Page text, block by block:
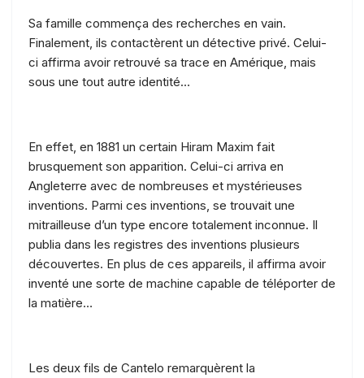
Sa famille commença des recherches en vain.
Finalement, ils contactèrent un détective privé. Celui-
ci affirma avoir retrouvé sa trace en Amérique, mais
sous une tout autre identité…
En effet, en 1881 un certain Hiram Maxim fait
brusquement son apparition. Celui-ci arriva en
Angleterre avec de nombreuses et mystérieuses
inventions. Parmi ces inventions, se trouvait une
mitrailleuse d’un type encore totalement inconnue. Il
publia dans les registres des inventions plusieurs
découvertes. En plus de ces appareils, il affirma avoir
inventé une sorte de machine capable de téléporter de
la matière…
Les deux fils de Cantelo remarquèrent la